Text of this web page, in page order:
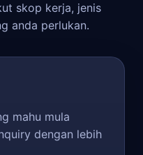
skop kerja, jenis
anda perlukan.
mahu mula
dengan lebih